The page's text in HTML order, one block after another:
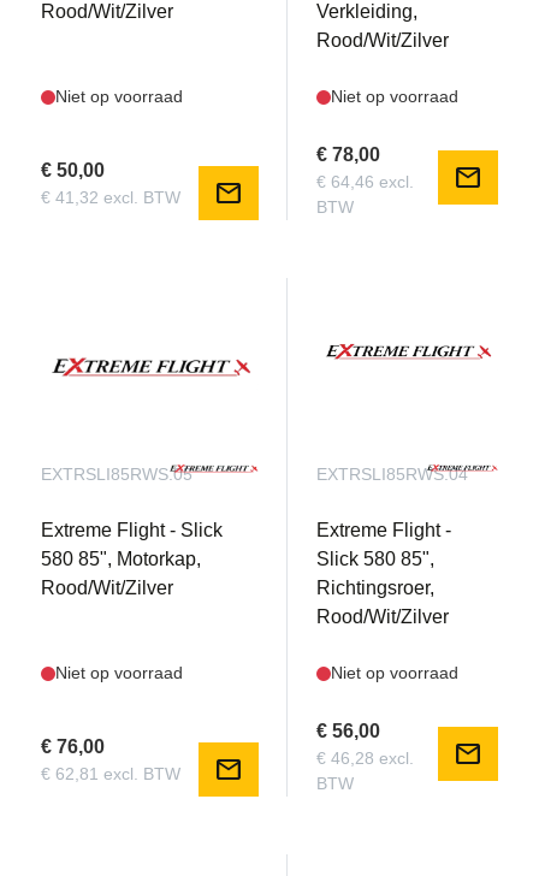
Rood/Wit/Zilver
Niet op voorraad
€ 50,00
€ 41,32 excl. BTW mail
Verkleiding,
Rood/Wit/Zilver
Niet op voorraad
€ 78,00
€ 64,46 excl.
BTW
mail
EXTRSLI85RWS.05
Extreme Flight - Slick
580 85", Motorkap,
Rood/Wit/Zilver
Niet op voorraad
€ 76,00
€ 62,81 excl. BTW mail
EXTRSLI85RWS.04
Extreme Flight -
Slick 580 85",
Richtingsroer,
Rood/Wit/Zilver
Niet op voorraad
€ 56,00
€ 46,28 excl.
BTW
mail